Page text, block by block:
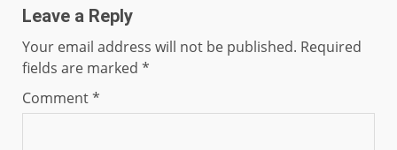
Leave a Reply
Your email address will not be published. Required
fields are marked *
Comment*